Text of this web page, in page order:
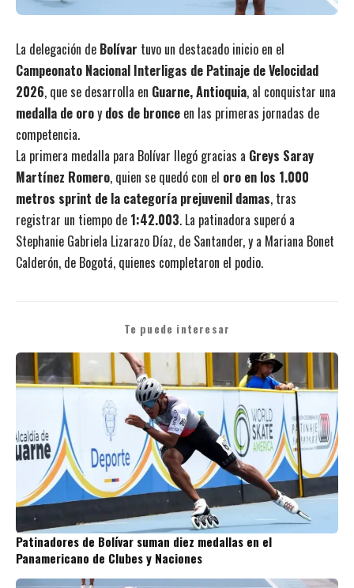
La delegación de Bolívar tuvo un destacado inicio en el
Campeonato Nacional Interligas de Patinaje de Velocidad
2026, que se desarrolla en Guarne, Antioquia, al conquistar una
medalla de oroy dos de bronce en las primeras jornadas de
competencia.
La primera medalla para Bolívar llegó gracias a Greys Saray
Martínez Romero, quien se quedó con el oro en los 1.000
metros sprint de la categoría prejuvenil damas, tras
registrar un tiempo de 1:42.003. La patinadora superó a
Stephanie Gabriela Lizarazo Díaz, de Santander, y a Mariana Bonet
Calderón, de Bogotá, quienes completaron el podio.
Te puede interesar
Patinadores de Bolívar suman diez medallas en el
Panamericano de Clubes y Naciones